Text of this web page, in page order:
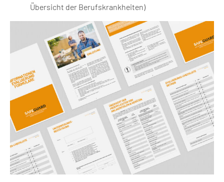
Übersicht der Berufskrankheiten)